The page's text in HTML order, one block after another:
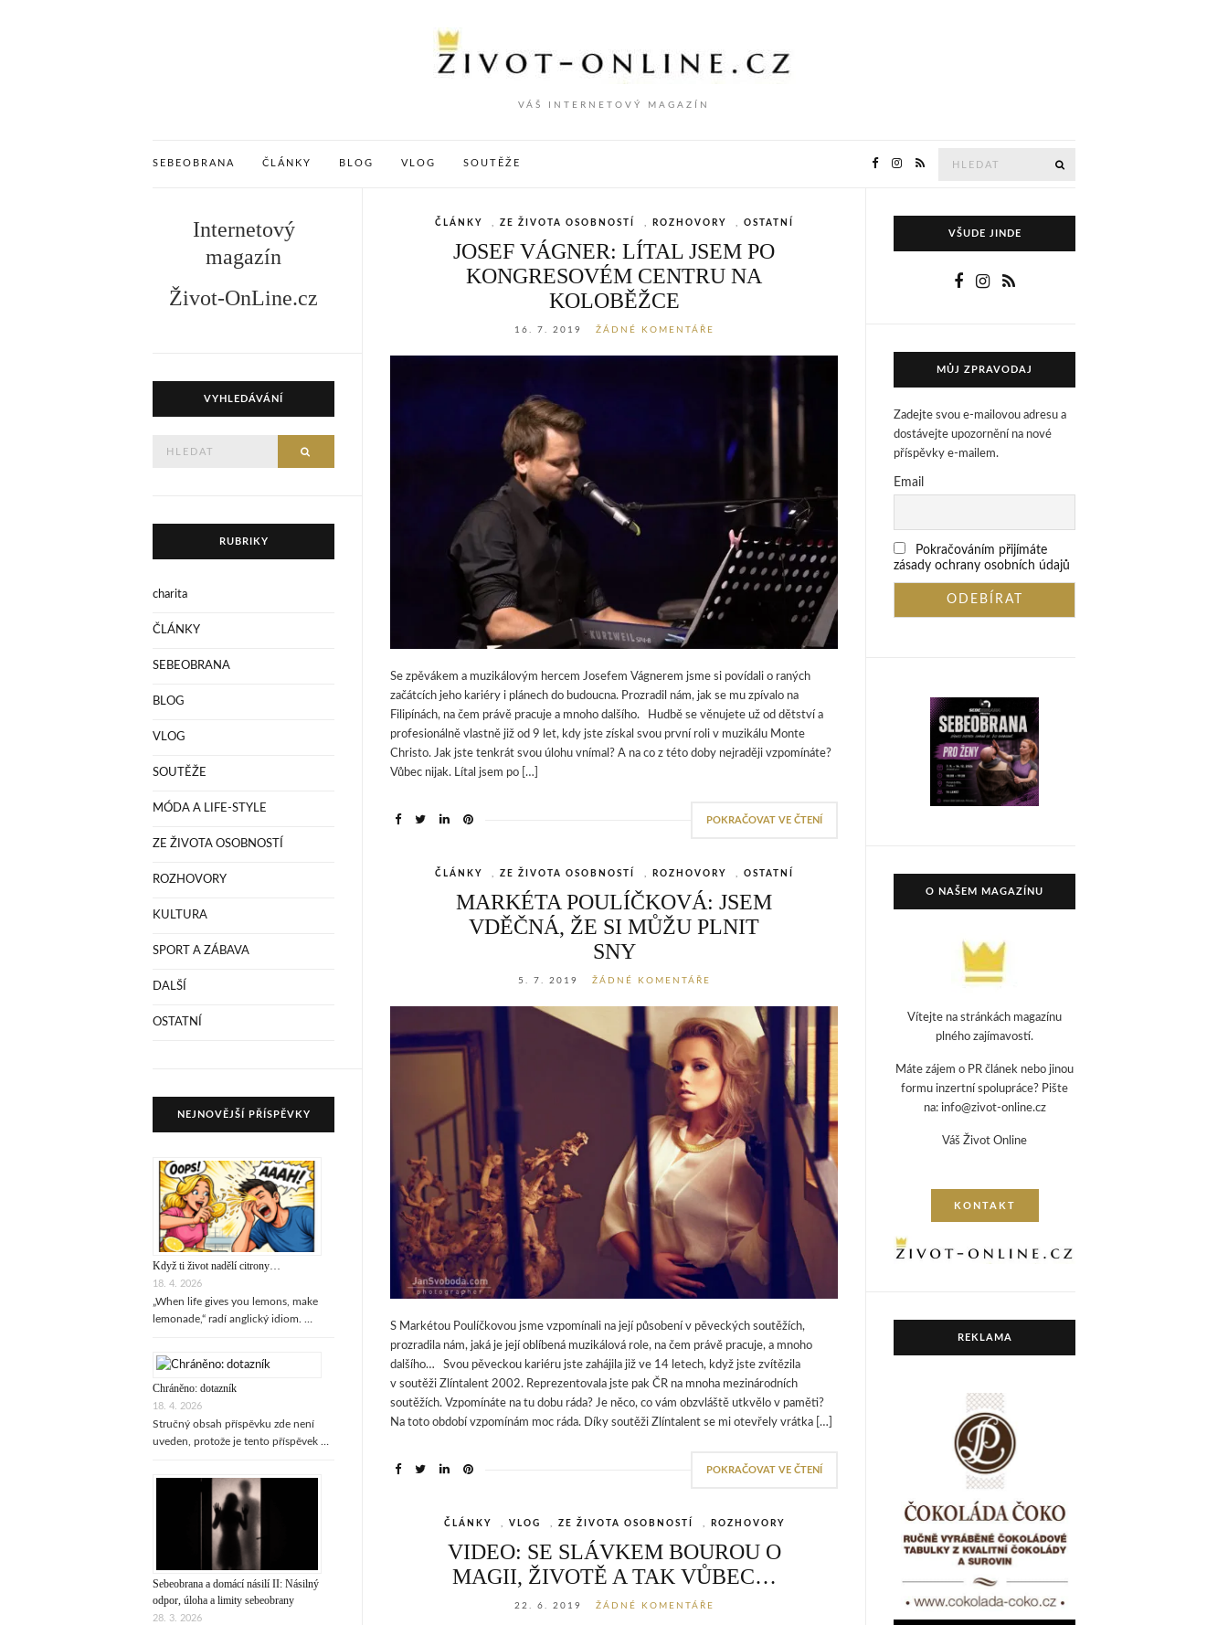
VÁŠ INTERNETOVÝ MAGAZÍN
SEBEOBRANA ČLÁNKY BLOG VLOG SOUTĚŽE
ČLÁNKY , ZE ŽIVOTA OSOBNOSTÍ , ROZHOVORY , OSTATNÍ
JOSEF VÁGNER: LÍTAL JSEM PO
KONGRESOVÉM CENTRU NA
KOLOBĚŽCE
16. 7. 2019 ŽÁDNÉ KOMENTÁŘE
Se zpěvákem a muzikálovým hercem Josefem Vágnerem jsme si povídali o raných
začátcích jeho kariéry i plánech do budoucna. Prozradil nám, jak se mu zpívalo na
Filipínách, na čem právě pracuje a mnoho dalšího. Hudbě se věnujete už od dětství a
profesionálně vlastně již od 9 let, kdy jste získal svou první roli v muzikálu Monte
Christo. Jak jste tenkrát svou úlohu vnímal? A na co z této doby nejraději vzpomínáte?
Vůbec nijak. Lítal jsem po […]
POKRAČOVAT VE ČTENÍ
ČLÁNKY ZE ŽIVOTA OSOBNOSTÍ ROZHOVORY OSTATNÍ
MARKÉTA POULÍČKOVÁ: JSEM
VDĚČNÁ, ŽE SI MŮŽU PLNIT
SNY
5. 7. 2019 ŽÁDNÉ KOMENTÁŘE
S Markétou Poulíčkovou jsme vzpomínali na její působení v pěveckých soutěžích,
prozradila nám, jaká je její oblíbená muzikálová role, na čem právě pracuje, a mnoho
dalšího… Svou pěveckou kariéru jste zahájila již ve 14 letech, když jste zvítězila
v soutěži Zlíntalent 2002. Reprezentovala jste pak ČR na mnoha mezinárodních
soutěžích. Vzpomínáte na tu dobu ráda? Je něco, co vám obzvláště utkvělo v paměti?
Na toto období vzpomínám moc ráda. Díky soutěži Zlíntalent se mi otevřely vrátka […]
POKRAČOVAT VE ČTENÍ
ČLÁNKY , VLOG , ZE ŽIVOTA OSOBNOSTÍ , ROZHOVORY
VIDEO: SE SLÁVKEM BOUROU O
MAGII, ŽIVOTĚ A TAK VŮBEC…
22. 6. 2019 ŽÁDNÉ KOMENTÁŘE
Internetový
magazín
Život-OnLine.cz
VYHLEDÁVÁNÍ
RUBRIKY
charita
ČLÁNKY
SEBEOBRANA
BLOG
VLOG
SOUTĚŽE
MÓDA A LIFE-STYLE
ZE ŽIVOTA OSOBNOSTÍ
ROZHOVORY
KULTURA
SPORT A ZÁBAVA
DALŠÍ
OSTATNÍ
NEJNOVĚJŠÍ PŘÍSPĚVKY
Když ti život nadělí citrony…
18. 4. 2026
„When life gives you lemons, make
lemonade,“ radí anglický idiom. …
Chráněno: dotazník
18. 4. 2026
Stručný obsah příspěvku zde není
uveden, protože je tento příspěvek …
Sebeobrana a domácí násilí II: Násilný
odpor, úloha a limity sebeobrany
28. 3. 2026
VŠUDE JINDE
MŮJ ZPRAVODAJ
Zadejte svou e-mailovou adresu a
dostávejte upozornění na nové
příspěvky e-mailem.
Email
Pokračováním přijímáte
zásady ochrany osobních údajů
O NAŠEM MAGAZÍNU
Vítejte na stránkách magazínu
plného zajímavostí.
Máte zájem o PR článek nebo jinou
formu inzertní spolupráce? Pište
na: info@zivot-online.cz
Váš Život Online
KONTAKT
REKLAMA